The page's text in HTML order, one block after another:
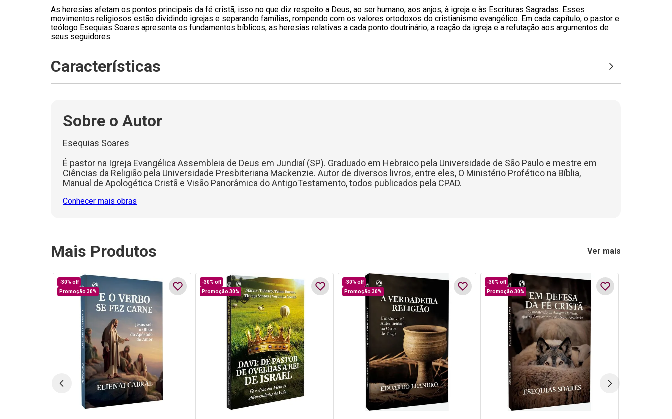
As heresias afetam os pontos principais da fé cristã, isso no que diz respeito a Deus, ao ser humano, aos anjos, à igreja e às Escrituras Sagradas. Esses
movimentos religiosos estão dividindo igrejas e separando famílias, rompendo com os valores ortodoxos do cristianismo evangélico. Em cada capítulo, o pastor e
teólogo Esequias Soares apresenta os fundamentos bíblicos, as heresias relativas a cada ponto doutrinário, a reação da igreja e a refutação aos argumentos de
seus seguidores.
Características
Sobre o Autor
Esequias Soares
É pastor na Igreja Evangélica Assembleia de Deus em Jundiaí (SP). Graduado em Hebraico pela Universidade de São Paulo e mestre em
Ciências da Religião pela Universidade Presbiteriana Mackenzie. Autor de diversos livros, entre eles, O Ministério Profético na Bíblia,
Manual de Apologética Cristã e Visão Panorâmica do AntigoTestamento, todos publicados pela CPAD.
Conhecer mais obras
Mais Produtos Ver mais
-30% off
Promoção 30%
-30% off
Promoção 30%
-30% off
Promoção 30%
-30% off
Promoção 30%